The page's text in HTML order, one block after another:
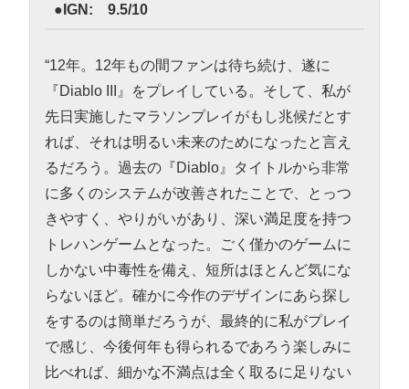
●IGN: 9.5/10
“12年。12年もの間ファンは待ち続け、遂に
『Diablo III』をプレイしている。そして、私が
先日実施したマラソンプレイがもし兆候だとす
れば、それは明るい未来のためになったと言え
るだろう。過去の『Diablo』タイトルから非常
に多くのシステムが改善されたことで、とっつ
きやすく、やりがいがあり、深い満足度を持つ
トレハンゲームとなった。ごく僅かのゲームに
しかない中毒性を備え、短所はほとんど気にな
らないほど。確かに今作のデザインにあら探し
をするのは簡単だろうが、最終的に私がプレイ
で感じ、今後何年も得られるであろう楽しみに
比べれば、細かな不満点は全く取るに足りない